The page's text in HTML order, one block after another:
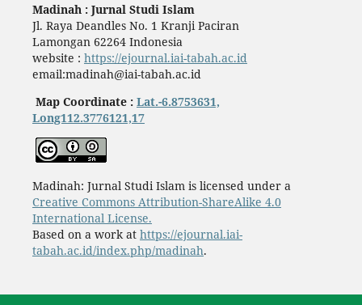
Madinah : Jurnal Studi Islam
Jl. Raya Deandles No. 1 Kranji Paciran
Lamongan 62264 Indonesia
website : https://ejournal.iai-tabah.ac.id
email:madinah@iai-tabah.ac.id
Map Coordinate : Lat.-6.8753631,
Long112.3776121,17
Madinah: Jurnal Studi Islam is licensed under a
Creative Commons Attribution-ShareAlike 4.0
International License.
Based on a work at https://ejournal.iai-
tabah.ac.id/index.php/madinah.